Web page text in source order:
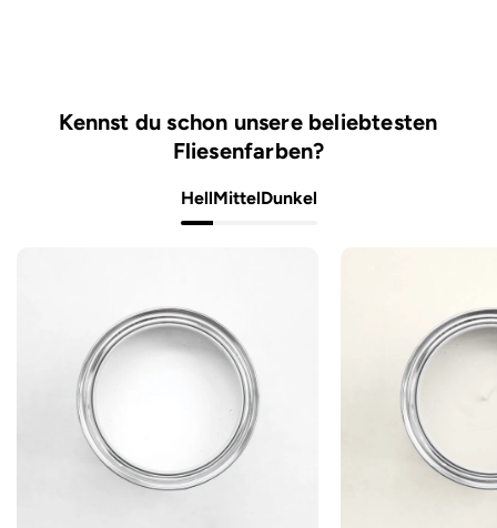
Kennst du schon unsere beliebtesten
Fliesenfarben?
HellMittelDunkel